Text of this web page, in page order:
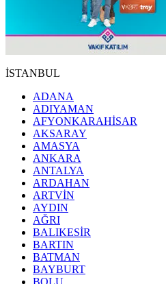
İSTANBUL
ADANA
ADIYAMAN
AFYONKARAHİSAR
AKSARAY
AMASYA
ANKARA
ANTALYA
ARDAHAN
ARTVİN
AYDIN
AĞRI
BALIKESİR
BARTIN
BATMAN
BAYBURT
BOLU